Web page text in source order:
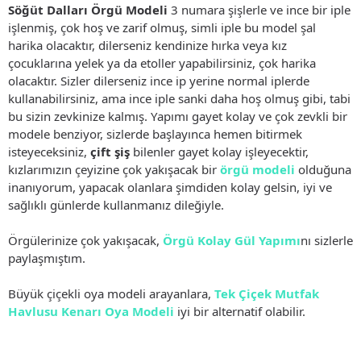
Söğüt Dalları Örgü Modeli 3 numara şişlerle ve ince bir iple
işlenmiş, çok hoş ve zarif olmuş, simli iple bu model şal
harika olacaktır, dilerseniz kendinize hırka veya kız
çocuklarına yelek ya da etoller yapabilirsiniz, çok harika
olacaktır. Sizler dilerseniz ince ip yerine normal iplerde
kullanabilirsiniz, ama ince iple sanki daha hoş olmuş gibi, tabi
bu sizin zevkinize kalmış. Yapımı gayet kolay ve çok zevkli bir
modele benziyor, sizlerde başlayınca hemen bitirmek
isteyeceksiniz, çift şiş bilenler gayet kolay işleyecektir,
kızlarımızın çeyizine çok yakışacak bir örgü modeli olduğuna
inanıyorum, yapacak olanlara şimdiden kolay gelsin, iyi ve
sağlıklı günlerde kullanmanız dileğiyle.
Örgülerinize çok yakışacak, Örgü Kolay Gül Yapımını sizlerle
paylaşmıştım.
Büyük çiçekli oya modeli arayanlara, Tek Çiçek Mutfak
Havlusu Kenarı Oya Modeli iyi bir alternatif olabilir.